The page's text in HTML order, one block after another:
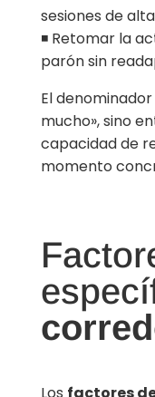
sesiones de
◾ Retomar la
parón sin
El
mucho», sino
capacidad de
momento
Los factores